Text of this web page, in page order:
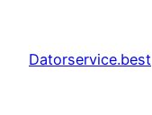
innehåll
Datorservice.best